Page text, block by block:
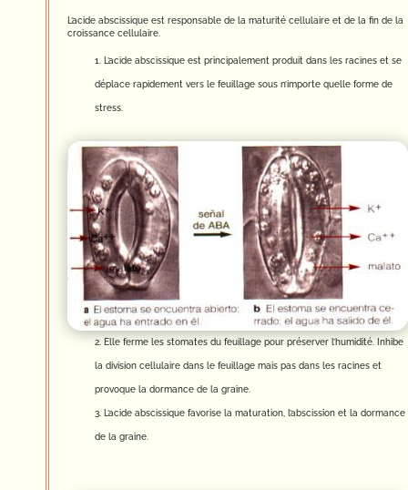
L’acide abscissique est responsable de la maturité cellulaire et de la fin de la
croissance cellulaire.
L’acide abscissique est principalement produit dans les racines et se
déplace rapidement vers le feuillage sous n’importe quelle forme de
stress.
Elle ferme les stomates du feuillage pour préserver l’humidité. Inhibe
la division cellulaire dans le feuillage mais pas dans les racines et
provoque la dormance de la graine.
L’acide abscissique favorise la maturation, l’abscission et la dormance
de la graine.